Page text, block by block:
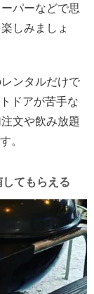
パーなどで思
しみましょ
ンタルだけで
ドアが苦手な
文や飲み放題
。
てもらえる